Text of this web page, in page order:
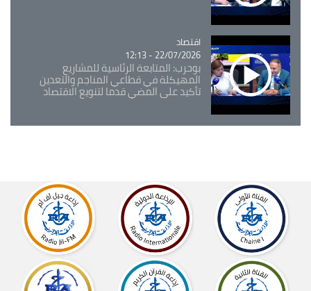
Catégorie
اقتصاد
22/07/2026 - 12:13
بوحرب: المتابعة الرئاسية للمشاريع
المهيكلة في قطاعي المناجم والتعدين
تأكيد على المضي قدما لتنويع الاقتصاد